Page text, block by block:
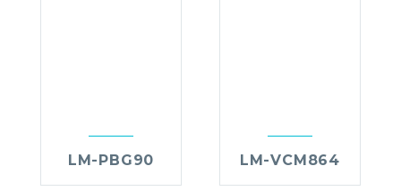
LM-PBG90 LM-VCM864